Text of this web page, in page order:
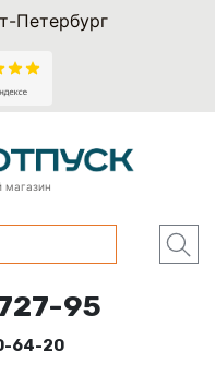
Петербург
магазин
95
64-20